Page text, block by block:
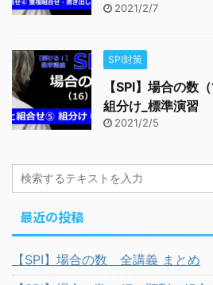
2021/2/7
SPI対策
【SPI】場合の
組分け_標準演習
2021/2/5
最近の投稿
【SPI】場合の数 全講義 まとめ